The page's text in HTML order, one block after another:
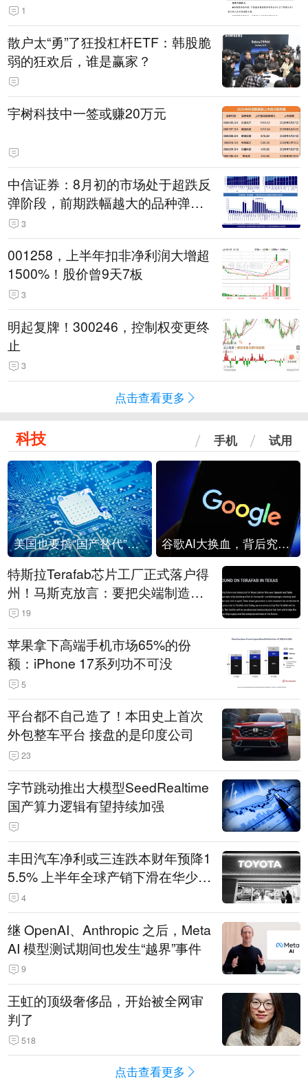
1
散户太“勇”了狂投杠杆ETF：韩股脆
弱的狂欢后，谁是赢家？
宇树科技中一签或赚20万元
中信证券：8月初的市场处于超跌反
弹阶段，前期跌幅越大的品种弹性
越大
3
001258，上半年扣非净利润大增超
1500%！股价曾9天7板
3
明起复牌！300246，控制权变更终
止
3
点击查看更多
科技 手机 试用
美国也要搞“国产替代”？先算清三笔账 谷歌AI大换血，背后究竟发生了什么？
特斯拉Terafab芯片工厂正式落户得
州！马斯克放言：要把尖端制造带
回美国
19
苹果拿下高端手机市场65%的份
额：iPhone 17系列功不可没
5
平台都不自己造了！本田史上首次
外包整车平台 接盘的是印度公司
23
字节跳动推出大模型SeedRealtime
国产算力逻辑有望持续加强
丰田汽车净利或三连跌本财年预降1
5.5% 上半年全球产销下滑在华少卖
14.3万辆
4
继 OpenAI、Anthropic 之后，Meta
AI 模型测试期间也发生“越界”事件
9
王虹的顶级奢侈品，开始被全网审
判了
518
点击查看更多